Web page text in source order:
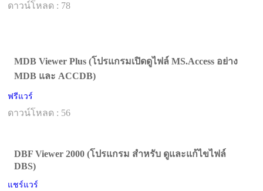
ดาวน์โหลด : 78
MDB Viewer Plus (โปรแกรมเปิดดูไฟล์ MS.Access อย่าง
MDB และ ACCDB)
ฟรีแวร์
ดาวน์โหลด : 56
DBF Viewer 2000 (โปรแกรม สำหรับ ดูและแก้ไขไฟล์
DBS)
แชร์แวร์